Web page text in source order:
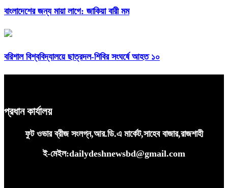
বাংলাদেশের জন্য মায়া লাগে: জাকিয়া বারী মম
বরিশাল বিশ্ববিদ্যালয়ে ছাত্রদল-শিবির সংঘর্ষে আহত ১০
প্রধান কার্যালয়
ফুট ওভার ব্রীজ সংলগ্ন,আর.ডি.এ মার্কেট,সাহেব বাজার,রাজশাহী
ই-মেইল:dailydeshnewsbd@gmail.com